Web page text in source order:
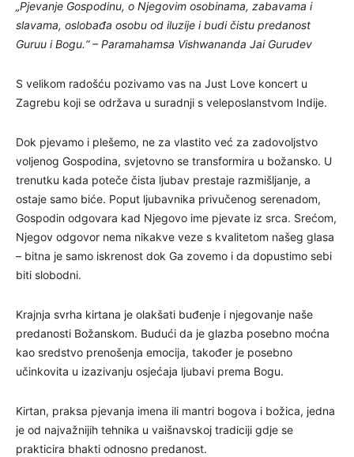
„Pjevanje Gospodinu, o Njegovim osobinama, zabavama i
slavama, oslobađa osobu od iluzije i budi čistu predanost
Guruu i Bogu.“ – Paramahamsa Vishwananda Jai Gurudev
S velikom radošću pozivamo vas na Just Love koncert u
Zagrebu koji se održava u suradnji s veleposlanstvom Indije.
Dok pjevamo i plešemo, ne za vlastito već za zadovoljstvo
voljenog Gospodina, svjetovno se transformira u božansko. U
trenutku kada poteče čista ljubav prestaje razmišljanje, a
ostaje samo biće. Poput ljubavnika privučenog serenadom,
Gospodin odgovara kad Njegovo ime pjevate iz srca. Srećom,
Njegov odgovor nema nikakve veze s kvalitetom našeg glasa
– bitna je samo iskrenost dok Ga zovemo i da dopustimo sebi
biti slobodni.
Krajnja svrha kirtana je olakšati buđenje i njegovanje naše
predanosti Božanskom. Budući da je glazba posebno moćna
kao sredstvo prenošenja emocija, također je posebno
učinkovita u izazivanju osjećaja ljubavi prema Bogu.
Kirtan, praksa pjevanja imena ili mantri bogova i božica, jedna
je od najvažnijih tehnika u vaišnavskoj tradiciji gdje se
prakticira bhakti odnosno predanost.